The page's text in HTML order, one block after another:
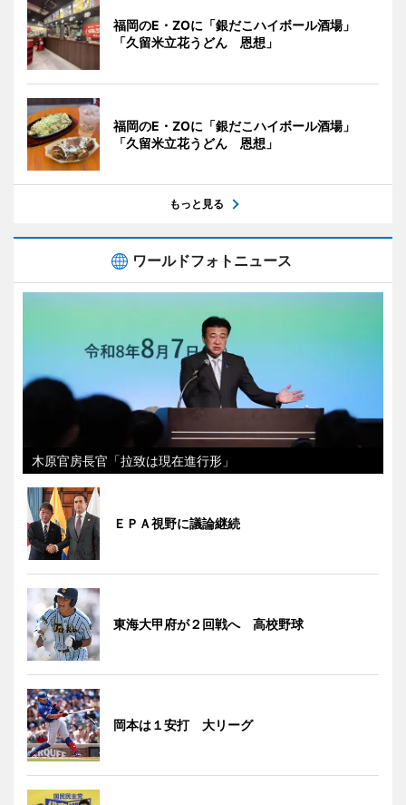
福岡のE・ZOに「銀だこハイボール酒場」
「久留米立花うどん 恩想」
福岡のE・ZOに「銀だこハイボール酒場」
「久留米立花うどん 恩想」
もっと見る
ワールドフォトニュース
木原官房長官「拉致は現在進行形」
ＥＰＡ視野に議論継続
東海大甲府が２回戦へ 高校野球
岡本は１安打 大リーグ